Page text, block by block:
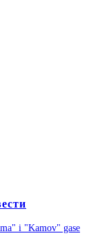
i "Kamov" gase